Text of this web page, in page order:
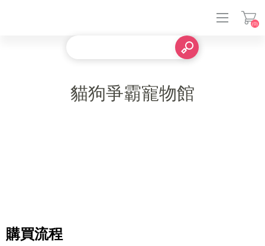
(0)
貓狗爭霸寵物館
購買流程